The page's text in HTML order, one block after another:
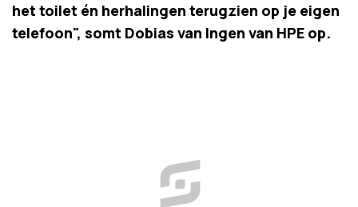
het toilet én herhalingen terugzien op je eigen
telefoon", somt Dobias van Ingen van HPE op.